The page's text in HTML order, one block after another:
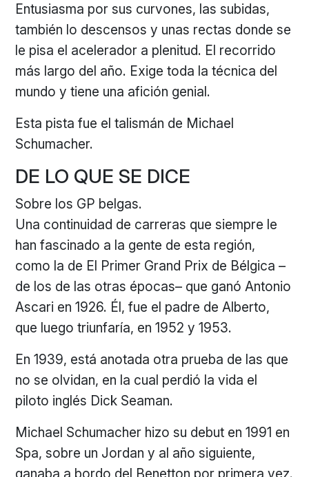
Entusiasma por sus curvones, las subidas,
también lo descensos y unas rectas donde se
le pisa el acelerador a plenitud. El recorrido
más largo del año. Exige toda la técnica del
mundo y tiene una afición genial.
Esta pista fue el talismán de Michael
Schumacher.
DE LO QUE SE DICE
Sobre los GP belgas.
Una continuidad de carreras que siempre le
han fascinado a la gente de esta región,
como la de El Primer Grand Prix de Bélgica –
de los de las otras épocas– que ganó Antonio
Ascari en 1926. Él, fue el padre de Alberto,
que luego triunfaría, en 1952 y 1953.
En 1939, está anotada otra prueba de las que
no se olvidan, en la cual perdió la vida el
piloto inglés Dick Seaman.
Michael Schumacher hizo su debut en 1991 en
Spa, sobre un Jordan y al año siguiente,
ganaba a bordo del Benetton por primera vez.